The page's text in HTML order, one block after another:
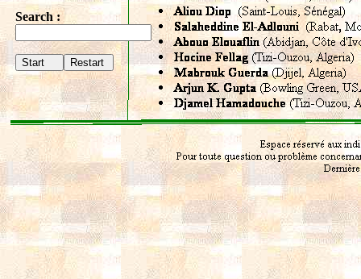
Search :